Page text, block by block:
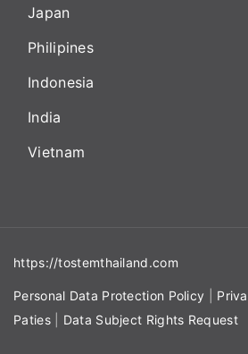
Japan
Philipines
Indonesia
India
Vietnam
https://tostemthailand.com
Personal Data Protection Policy
Paties| Data Subject Rights Request